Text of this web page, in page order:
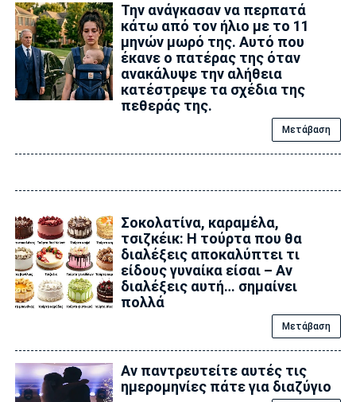
Την ανάγκασαν να περπατά
κάτω από τον ήλιο με το 11
μηνών μωρό της. Αυτό που
έκανε ο πατέρας της όταν
ανακάλυψε την αλήθεια
κατέστρεψε τα σχέδια της
πεθεράς της.
Μετάβαση
Σοκολατίνα, καραμέλα,
τσιζκέικ: Η τούρτα που θα
διαλέξεις αποκαλύπτει τι
είδους γυναίκα είσαι – Αν
διαλέξεις αυτή… σημαίνει
πολλά
Μετάβαση
Αν παντρευτείτε αυτές τις
ημερομηνίες πάτε για διαζύγιο